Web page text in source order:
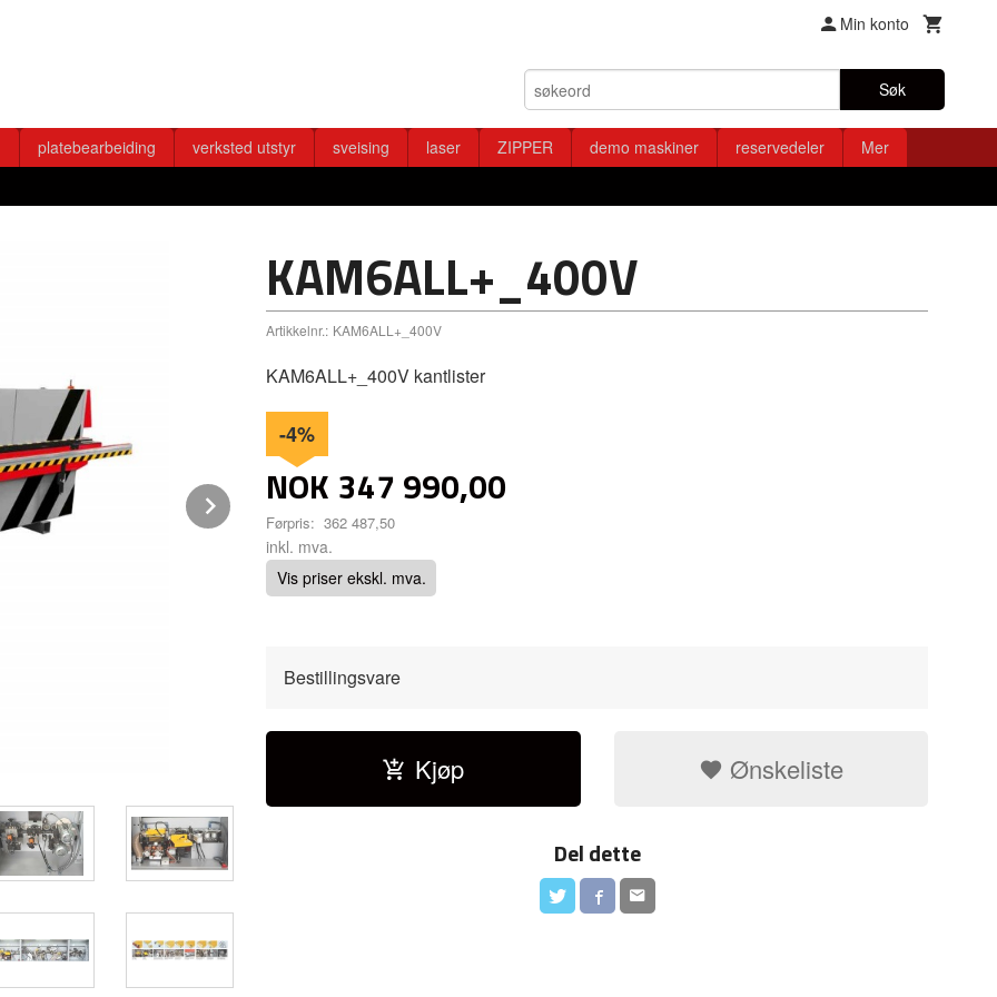
Min konto
Søk
platebearbeiding verksted utstyr sveising laser ZIPPER demo maskiner reservedeler Mer
Next
KAM6ALL+_400V
Artikkelnr.: KAM6ALL+_400V
KAM6ALL+_400V kantlister
NOK 347 990,00
Førpris: 362 487,50
Rabatt
-4%
inkl. mva.
Vis priser ekskl. mva.
Bestillingsvare
Kjøp Ønskeliste
Del dette